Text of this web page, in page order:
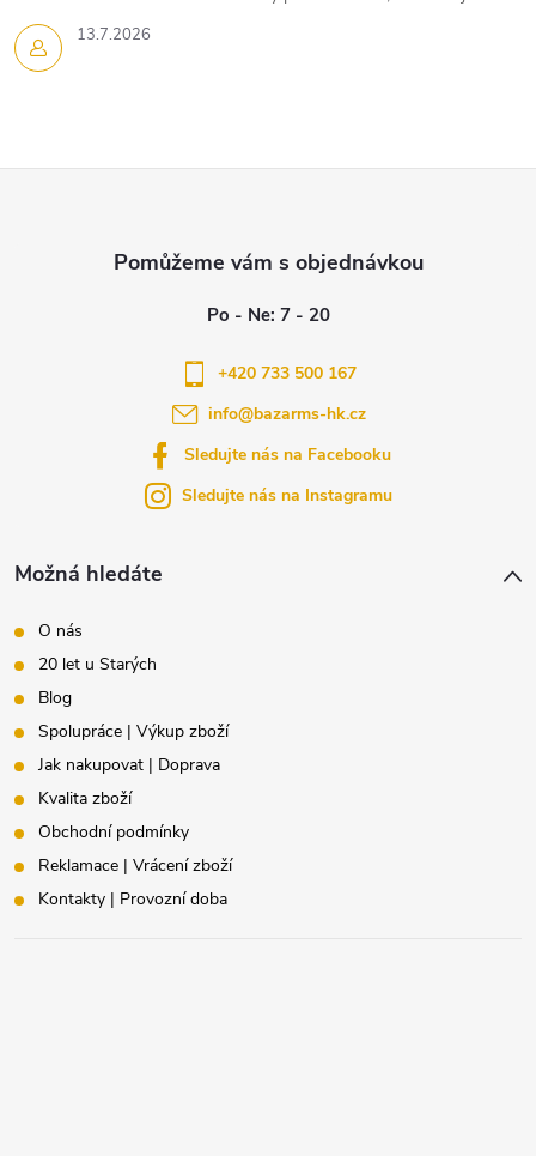
13.7.2026
Možná hledáte
O nás
20 let u Starých
Blog
Spolupráce | Výkup zboží
Jak nakupovat | Doprava
Kvalita zboží
Obchodní podmínky
Reklamace | Vrácení zboží
Kontakty | Provozní doba
info@bazarms-hk.cz
+420 733 500 167
Sledujte nás na Facebooku
Sledujte nás na Instagramu